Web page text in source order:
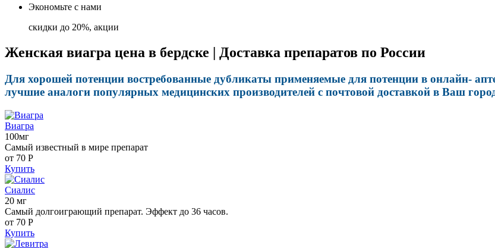
Экономьте с нами
скидки до 20%, акции
Женская виагра цена в бердске | Доставка препаратов по России
Для хорошей потенции востребованные дубликаты применяемые для потенции в онлайн-
лучшие аналоги популярных медицинских производителей с почтовой доставкой в Ваш
Виагра
100мг
Самый известный в мире препарат
от 70 Р
Купить
Сиалис
20 мг
Самый долгоиграющий препарат. Эффект до 36 часов.
от 70 Р
Купить